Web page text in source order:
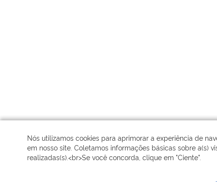
Nós utilizamos cookies para aprimorar a experiência de
em nosso site. Coletamos informações básicas sobre a(s)
realizadas(s).<br>Se você concorda, clique em "Ciente".